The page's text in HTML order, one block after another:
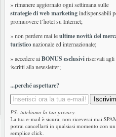
» rimanere aggiornato ogni settimana sulle
strategie di web marketingindispensabili
promuovere l’hotel su Internet;
» non perdere mai leultime novità del
turisticonazionale ed internazionale;
» accedere aiBONUS esclusiviriservati agli
iscritti alla newsletter;
...perché aspettare?
PS: tuteliamo la tua privacy.
La tua e-mail è sicura, non riceverai mai
potrai cancellarti in qualsiasi momento con un
semplice click.